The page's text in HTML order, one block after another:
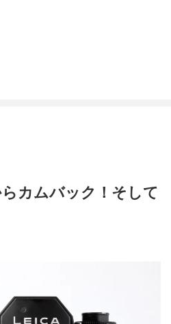
カムバック！そして